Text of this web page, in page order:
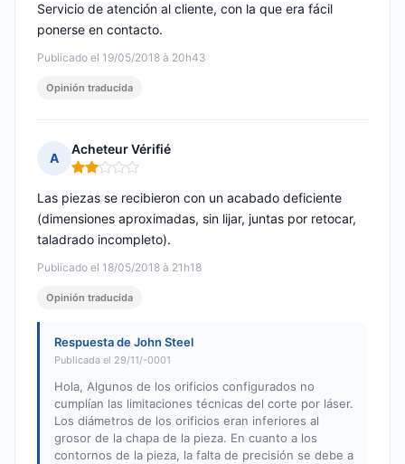
Publicado el 19/05/2018 à 20h43
Servicio de atención al cliente, con la que era fácil
ponerse en contacto.
Opinión traducida
A
Acheteur Vérifié
Nota: 2 de 5
Publicado el 18/05/2018 à 21h18
Las piezas se recibieron con un acabado deficiente
(dimensiones aproximadas, sin lijar, juntas por retocar,
taladrado incompleto).
Opinión traducida
Respuesta de John Steel
Publicada el 29/11/-0001
Hola, Algunos de los orificios configurados no
cumplían las limitaciones técnicas del corte por láser.
Los diámetros de los orificios eran inferiores al
grosor de la chapa de la pieza. En cuanto a los
contornos de la pieza, la falta de precisión se debe a